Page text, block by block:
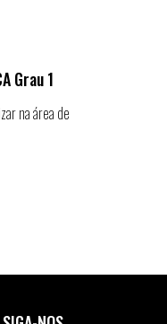
Grau 1
na área de